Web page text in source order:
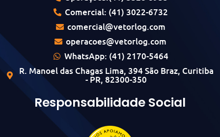
Comercial: (41) 3022-6732
comercial@vetorlog.com
operacoes@vetorlog.com
WhatsApp: (41) 2170-5464
R. Manoel das Chagas Lima, 394 São Braz, Curitiba
- PR, 82300-350
Responsabilidade Social